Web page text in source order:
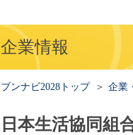
企業情報
ブンナビ2028トップ 企業
日本生活協同組